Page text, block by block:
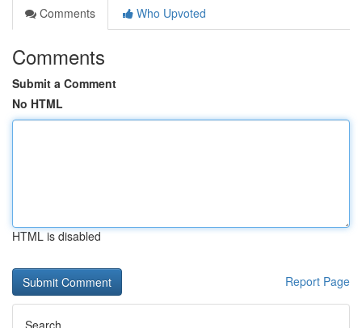
Comments
Who Upvoted
Comments
Submit a Comment
No HTML
HTML is disabled
Report Page
Search